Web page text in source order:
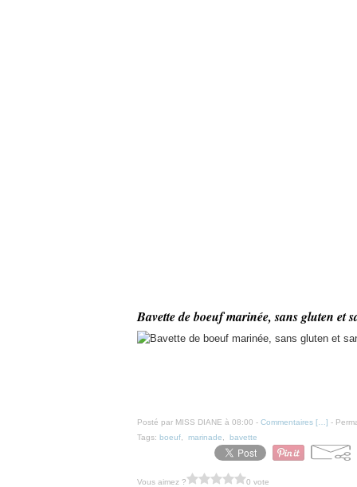
Bavette de boeuf marinée, sans gluten et
Posté par MISS DIANE à 08:00 - Commentaires [ ] -
Tags: boeuf marinade bavette
Vous aimez ? 0 vote